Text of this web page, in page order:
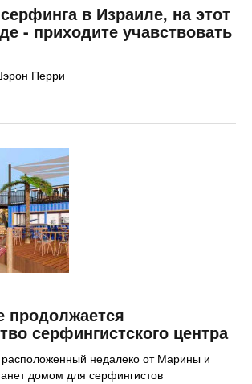
в Израиле, на этот
- приходите учавствовать
Перри
продолжается
серфингистского центра
недалеко от Марины и
домом для серфингистов